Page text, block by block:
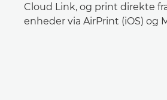
Cloud Link, og print direkte
enheder via AirPrint (iOS) og